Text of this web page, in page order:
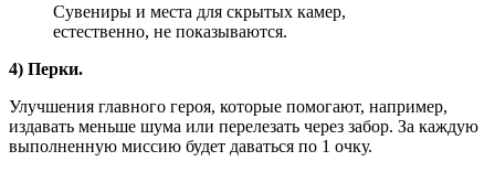
Сувениры и места для скрытых камер,
естественно, не показываются.
4) Перки.
Улучшения главного героя, которые помогают, например,
издавать меньше шума или перелезать через забор. За каждую
выполненную миссию будет даваться по 1 очку.